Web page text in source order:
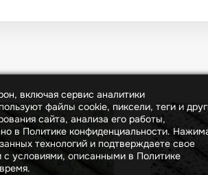
включая сервис аналитики
файлы cookie, пиксели, теги и
сайта, анализа его работы,
в Политике конфиденциальности.
технологий и подтверждаете свое
с условиями, описанными в Политике